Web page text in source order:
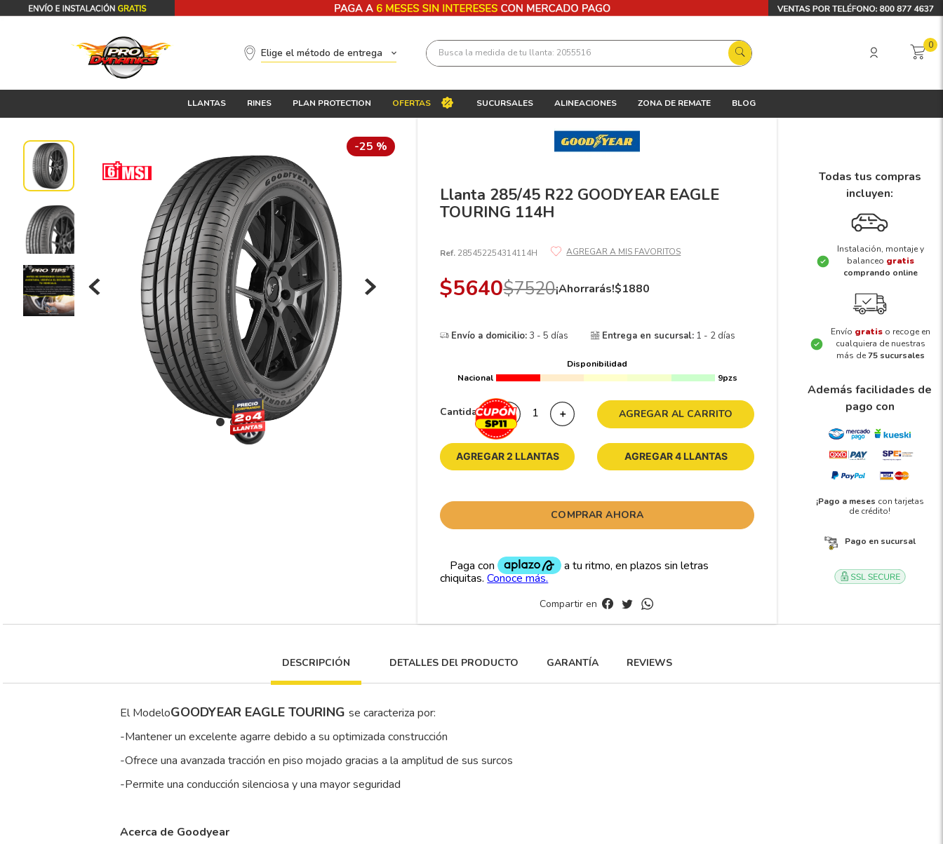
Elige el método de entrega Busca la medida de tu llanta: 2055516 0
LLANTAS RINES PLAN PROTECTION OFERTAS SUCURSALES ALINEACIONES ZONA DE REMATE BLOG
-25 %
Llanta 285/45 R22 GOODYEAR EAGLE
TOURING 114H
Ref. 285452254314114H
$5640$7520¡Ahorrarás!$1880
Envío a domicilio:3 - 5 días Entrega en sucursal: 1 - 2 días
Disponibilidad
Nacional
9pzs
Cantidad ＋
－ AGREGAR AL CARRITO
AGREGAR 2 LLANTAS AGREGAR 4 LLANTAS
COMPRAR AHORA
Compartir en
Todas tus compras
incluyen:
Instalación, montaje y
balanceo gratis
comprando online
Envío gratis o recoge en
cualquiera de nuestras
más de75 sucursales
Además facilidades de
pago con
¡Pago a meses con tarjetas
de crédito!
Pago en sucursal
DESCRIPCIÓN DETALLES DEl PRODUCTO GARANTÍA REVIEWS
El ModeloGOODYEAR EAGLE TOURING se caracteriza por:
-Mantener un excelente agarre debido a su optimizada construcción
-Ofrece una avanzada tracción en piso mojado gracias a la amplitud de sus surcos
-Permite una conducción silenciosa y una mayor seguridad
Acerca de Goodyear
Términos más buscados